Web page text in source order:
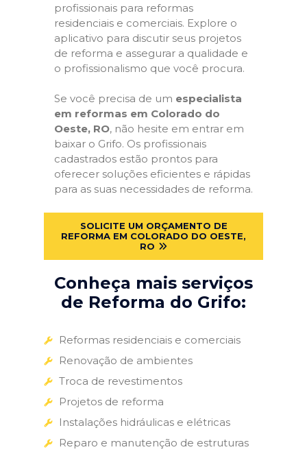
profissionais para reformas
residenciais e comerciais. Explore o
aplicativo para discutir seus projetos
de reforma e assegurar a qualidade e
o profissionalismo que você procura.
Se você precisa de um especialista
em reformas em Colorado do
Oeste, RO, não hesite em entrar em
baixar o Grifo. Os profissionais
cadastrados estão prontos para
oferecer soluções eficientes e rápidas
para as suas necessidades de reforma.
SOLICITE UM ORÇAMENTO DE
REFORMA EM COLORADO DO OESTE,
RO
Conheça mais serviços
de Reforma do Grifo:
Reformas residenciais e comerciais
Renovação de ambientes
Troca de revestimentos
Projetos de reforma
Instalações hidráulicas e elétricas
Reparo e manutenção de estruturas